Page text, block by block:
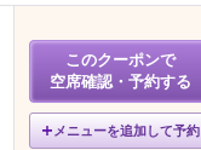
このクーポンで
空席確認・予約する
メニューを追加して予約